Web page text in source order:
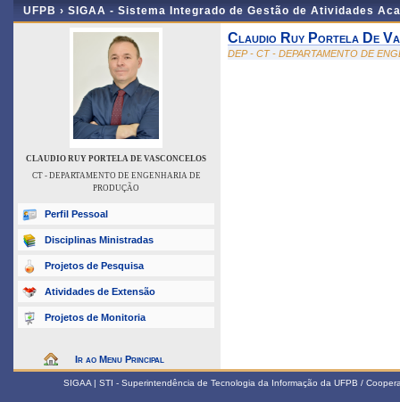
UFPB › SIGAA - Sistema Integrado de Gestão de Atividades
CLAUDIO RUY PORTELA DE VASCONCELOS
CT - DEPARTAMENTO DE ENGENHARIA DE
PRODUÇÃO
Perfil Pessoal
Disciplinas Ministradas
Projetos de Pesquisa
Atividades de Extensão
Projetos de Monitoria
Ir ao Menu Principal
Claudio Ruy Portela De
DEP - CT - DEPARTAMENTO DE
SIGAA | STI - Superintendência de Tecnologia da Informação da UFPB /